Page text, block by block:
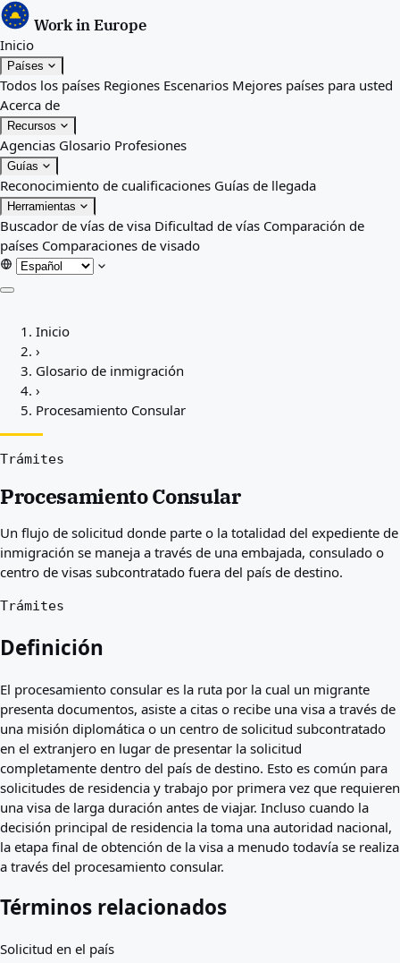
Work in Europe
Inicio
Países
Todos los países Regiones Escenarios Mejores países para usted
Acerca de
Recursos
Agencias Glosario Profesiones
Guías
Reconocimiento de cualificaciones Guías de llegada
Herramientas
Buscador de vías de visa Dificultad de vías Comparación de
países Comparaciones de visado
Países
Regiones
Mejores países para usted
Recursos
Glosario
Guías
Reconocimiento de cualificaciones
Guías de llegada
Herramientas
Dificultad de vías
Comparación de países
Inicio
›
Glosario de inmigración
›
Procesamiento Consular
Trámites
Procesamiento Consular
Un flujo de solicitud donde parte o la totalidad del expediente de
inmigración se maneja a través de una embajada, consulado o
centro de visas subcontratado fuera del país de destino.
Trámites
Definición
El procesamiento consular es la ruta por la cual un migrante
presenta documentos, asiste a citas o recibe una visa a través de
una misión diplomática o un centro de solicitud subcontratado
en el extranjero en lugar de presentar la solicitud
completamente dentro del país de destino. Esto es común para
solicitudes de residencia y trabajo por primera vez que requieren
una visa de larga duración antes de viajar. Incluso cuando la
decisión principal de residencia la toma una autoridad nacional,
la etapa final de obtención de la visa a menudo todavía se realiza
a través del procesamiento consular.
Términos relacionados
Solicitud en el país